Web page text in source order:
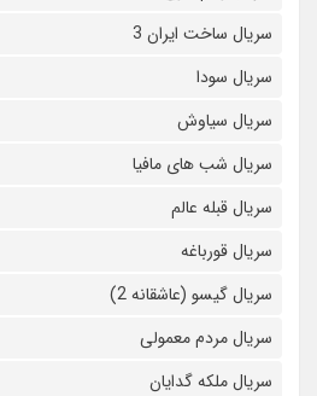
سریال ساخت ایران 3
سریال سودا
سریال سیاوش
سریال شب های مافیا
سریال قبله عالم
سریال قورباغه
سریال گیسو (عاشقانه 2)
سریال مردم معمولی
سریال ملکه گدایان